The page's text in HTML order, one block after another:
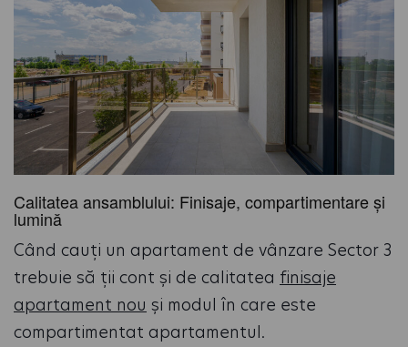
Calitatea ansamblului: Finisaje, compartimentare și
lumină
Când cauți un apartament de vânzare Sector 3
trebuie să ții cont și de calitatea finisaje
apartament nou și modul în care este
compartimentat apartamentul.